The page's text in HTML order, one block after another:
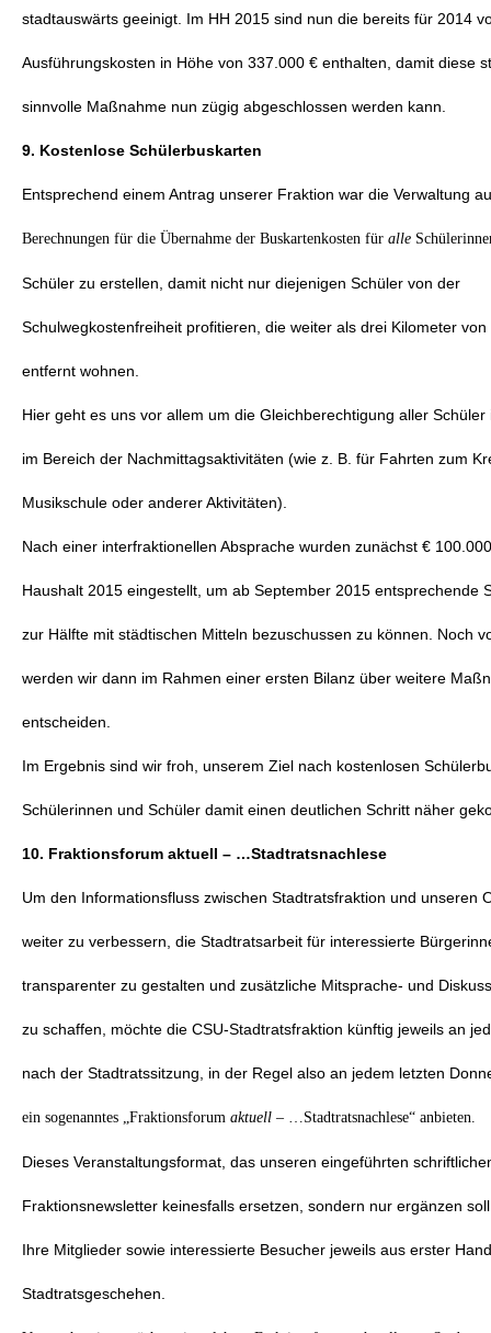
stadtauswärts geeinigt. Im HH 2015 sind nun die bereits für 2014
Ausführungskosten in Höhe von 337.000 € enthalten, damit diese
sinnvolle Maßnahme nun zügig abgeschlossen werden kann.
9. Kostenlose Schülerbuskarten
Entsprechend einem Antrag unserer Fraktion war die Verwaltung
Berechnungen für die Übernahme der Buskartenkosten für alle
Schüler zu erstellen, damit nicht nur diejenigen Schüler von der
Schulwegkostenfreiheit profitieren, die weiter als drei Kilometer
entfernt wohnen.
Hier geht es uns vor allem um die Gleichberechtigung aller
im Bereich der Nachmittagsaktivitäten (wie z. B. für Fahrten zum
Musikschule oder anderer Aktivitäten).
Nach einer interfraktionellen Absprache wurden zunächst €
Haushalt 2015 eingestellt, um ab September 2015 entsprechende
zur Hälfte mit städtischen Mitteln bezuschussen zu können. Noch
werden wir dann im Rahmen einer ersten Bilanz über weitere
entscheiden.
Im Ergebnis sind wir froh, unserem Ziel nach kostenlosen
Schülerinnen und Schüler damit einen deutlichen Schritt näher
10. Fraktionsforum aktuell – …Stadtratsnachlese
Um den Informationsfluss zwischen Stadtratsfraktion und unseren
weiter zu verbessern, die Stadtratsarbeit für interessierte
transparenter zu gestalten und zusätzliche Mitsprache- und
zu schaffen, möchte die CSU-Stadtratsfraktion künftig jeweils an
nach der Stadtratssitzung, in der Regel also an jedem letzten
ein sogenanntes „Fraktionsforum aktuell – …Stadtratsnachlese“ anbieten.
Dieses Veranstaltungsformat, das unseren eingeführten
Fraktionsnewsletter keinesfalls ersetzen, sondern nur ergänzen
Ihre Mitglieder sowie interessierte Besucher jeweils aus erster
Stadtratsgeschehen.